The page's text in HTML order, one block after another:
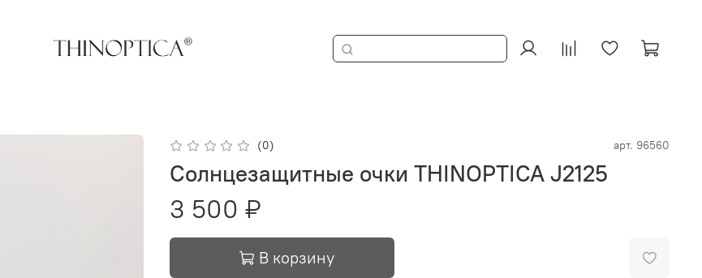
(0) арт. 96560
Солнцезащитные очки THINOPTICA J2125
3 500 ₽
В корзину